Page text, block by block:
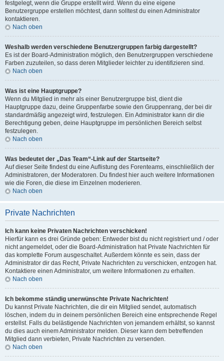
festgelegt, wenn die Gruppe erstellt wird. Wenn du eine eigene
Benutzergruppe erstellen möchtest, dann solltest du einen Administrator
kontaktieren.
Nach oben
Weshalb werden verschiedene Benutzergruppen farbig dargestellt?
Es ist der Board-Administration möglich, den Benutzergruppen verschiedene
Farben zuzuteilen, so dass deren Mitglieder leichter zu identifizieren sind.
Nach oben
Was ist eine Hauptgruppe?
Wenn du Mitglied in mehr als einer Benutzergruppe bist, dient die
Hauptgruppe dazu, deine Gruppenfarbe sowie den Gruppenrang, der bei dir
standardmäßig angezeigt wird, festzulegen. Ein Administrator kann dir die
Berechtigung geben, deine Hauptgruppe im persönlichen Bereich selbst
festzulegen.
Nach oben
Was bedeutet der „Das Team“-Link auf der Startseite?
Auf dieser Seite findest du eine Auflistung des Forenteams, einschließlich der
Administratoren, der Moderatoren. Du findest hier auch weitere Informationen
wie die Foren, die diese im Einzelnen moderieren.
Nach oben
Private Nachrichten
Ich kann keine Privaten Nachrichten verschicken!
Hierfür kann es drei Gründe geben: Entweder bist du nicht registriert und / oder
nicht angemeldet, oder die Board-Administration hat Private Nachrichten für
das komplette Forum ausgeschaltet. Außerdem könnte es sein, dass der
Administrator dir das Recht, Private Nachrichten zu verschicken, entzogen hat.
Kontaktiere einen Administrator, um weitere Informationen zu erhalten.
Nach oben
Ich bekomme ständig unerwünschte Private Nachrichten!
Du kannst Private Nachrichten, die dir ein Mitglied sendet, automatisch
löschen, indem du in deinem persönlichen Bereich eine entsprechende Regel
erstellst. Falls du belästigende Nachrichten von jemandem erhältst, so kannst
du dies auch einem Administrator melden. Dieser kann dem betreffenden
Mitglied dann verbieten, Private Nachrichten zu versenden.
Nach oben